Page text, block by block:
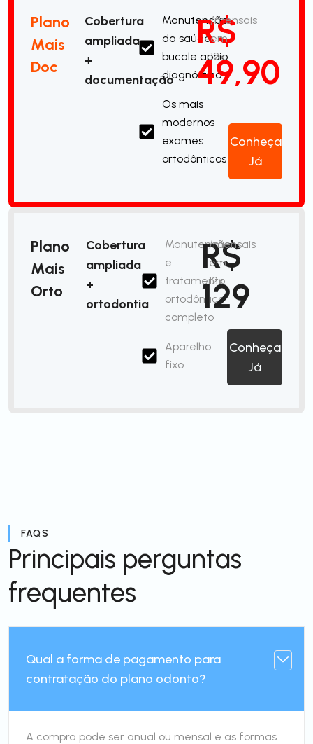
Plano
Mais
Doc
Cobertura
ampliada
+
documentação
Manutenção
da saúde
bucale apoio
diagnóstico
Os mais
modernos
exames
ortodônticos
R$
49,90
/mensais
em
12x
Conheça
Já
Plano
Mais
Orto
Cobertura
ampliada
+
ortodontia
Manutenção
e
tratamento
ortodôntico
completo
Aparelho
fixo
R$
129
/mensais
em
12x
Conheça
Já
FAQS
Principais perguntas
frequentes
Qual a forma de pagamento para
contratação do plano odonto?
A compra pode ser anual ou mensal e as formas